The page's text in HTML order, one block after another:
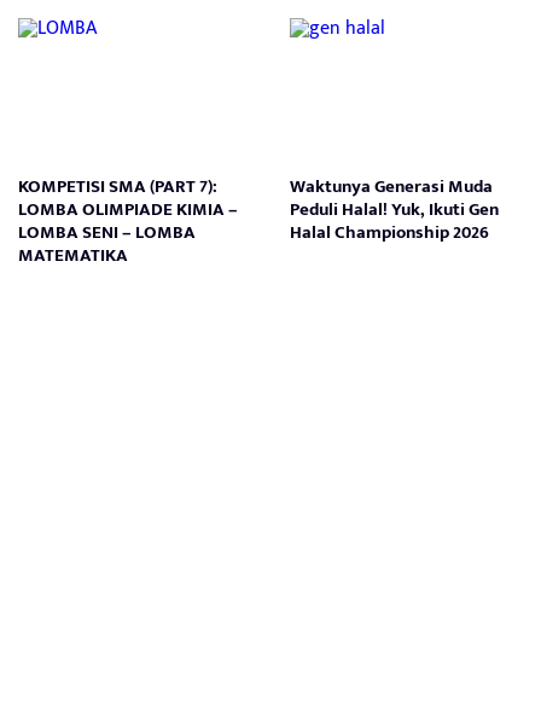
KOMPETISI SMA (PART 7):
LOMBA OLIMPIADE KIMIA –
LOMBA SENI – LOMBA
MATEMATIKA
Waktunya Generasi Muda
Peduli Halal! Yuk, Ikuti Gen
Halal Championship 2026